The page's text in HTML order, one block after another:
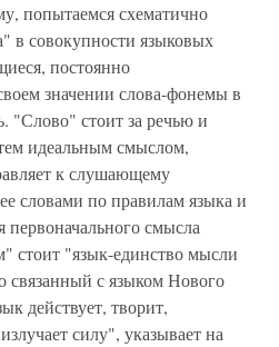
попытаемся схематично
в совокупности языковых
постоянно
значении слова-фонемы в
"Слово" стоит за речью и
идеальным смыслом,
к слушающему
словами по правилам языка и
первоначального смысла
стоит "язык-единство мысли
связанный с языком Нового
действует, творит,
силу", указывает на